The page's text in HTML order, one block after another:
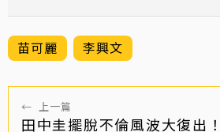
苗可麗 李興文
← 上一篇
田中圭擺脫不倫風波大復出